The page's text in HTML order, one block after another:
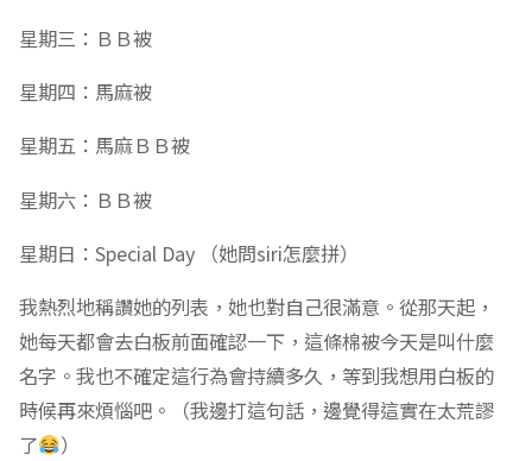
星期三：ＢＢ被
星期四：馬麻被
星期五：馬麻ＢＢ被
星期六：ＢＢ被
星期日：Special Day （她問siri怎麼拼）
我熱烈地稱讚她的列表，她也對自己很滿意。從那天起，
她每天都會去白板前面確認一下，這條棉被今天是叫什麼
名字。我也不確定這行為會持續多久，等到我想用白板的
時候再來煩惱吧。（我邊打這句話，邊覺得這實在太荒謬
了
）